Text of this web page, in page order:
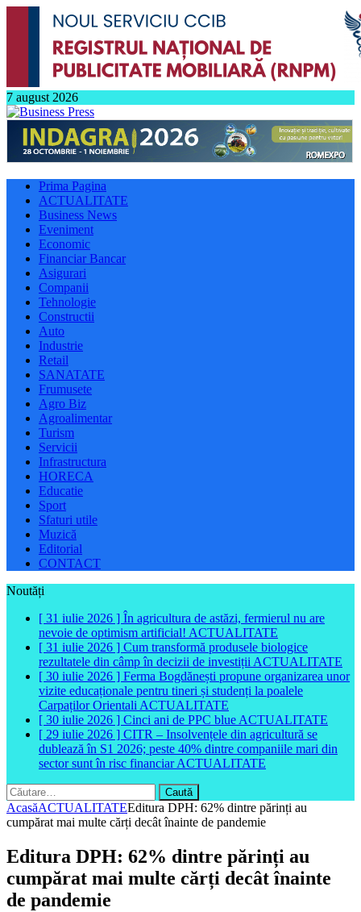
7 august 2026
Prima Pagina
ACTUALITATE
Business News
Eveniment
Economic
Financiar Bancar
Asigurari
Companii
Tehnologie
Constructii
Auto
Industrie
Retail
SANATATE
Frumusete
Agro Biz
Agroalimentar
Turism
Servicii
Infrastructura
HORECA
Educatie
Sport
Sfaturi utile
Muzică
Editorial
CONTACT
Noutăți
[ 31 iulie 2026 ] În agricultura de astăzi, fermierul nu are
nevoie de optimism artificial! ACTUALITATE
[ 31 iulie 2026 ] Cum transformă produsele biologice
rezultatele din câmp în decizii de investiții ACTUALITATE
[ 30 iulie 2026 ] Ferma Bogdănești propune organizarea unor
vizite educaționale pentru tineri și studenți la poalele
Carpaților Orientali ACTUALITATE
[ 30 iulie 2026 ] Cinci ani de PPC blue ACTUALITATE
[ 29 iulie 2026 ] CITR – Insolvențele din agricultură se
dublează în S1 2026; peste 40% dintre companiile mari din
sector sunt în risc financiarACTUALITATE
Caută
după:
AcasăACTUALITATEEditura DPH: 62% dintre părinți au
cumpărat mai multe cărți decât înainte de pandemie
Editura DPH: 62% dintre părinți au
cumpărat mai multe cărți decât înainte
de pandemie